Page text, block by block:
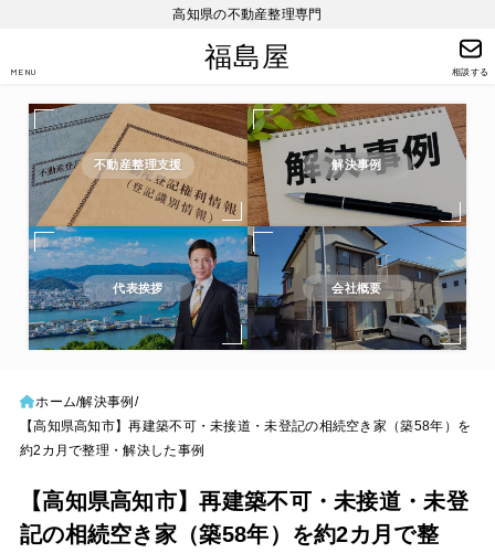
高知県の不動産整理専門
福島屋 相談する
MENU
不動産整理支援 解決事例
代表挨拶 会社概要
ホーム 解決事例
【高知県高知市】再建築不可・未接道・未登記の相続空き家（築58年）を
約2カ月で整理・解決した事例
【高知県高知市】再建築不可・未接道・未登
記の相続空き家（築58年）を約2カ月で整